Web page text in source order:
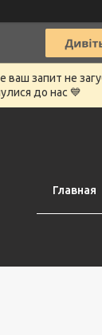
запит не
до нас 💙
Главная